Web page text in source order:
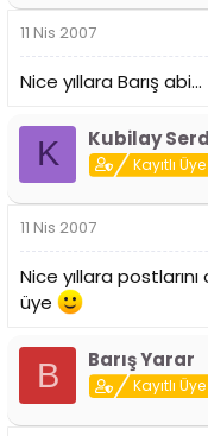
11 Nis 2007
Nice yıllara Barış abi...
K Kubilay
Kayıtlı Üye
11 Nis 2007
Nice yıllara
üye
B Barış Yarar
Kayıtlı Üye